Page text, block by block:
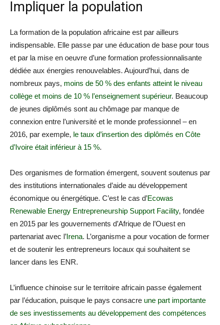
Impliquer la population
La formation de la population africaine est par ailleurs
indispensable. Elle passe par une éducation de base pour tous
et par la mise en oeuvre d’une formation professionnalisante
dédiée aux énergies renouvelables. Aujourd’hui, dans de
nombreux pays, moins de 50 % des enfants atteint le niveau
collège et moins de 10 % l’enseignement supérieur. Beaucoup
de jeunes diplômés sont au chômage par manque de
connexion entre l’université et le monde professionnel – en
2016, par exemple, le taux d’insertion des diplômés en Côte
d’Ivoire était inférieur à 15 %.
Des organismes de formation émergent, souvent soutenus par
des institutions internationales d’aide au développement
économique ou énergétique. C’est le cas d’Ecowas
Renewable Energy Entrepreneurship Support Facility, fondée
en 2015 par les gouvernements d’Afrique de l’Ouest en
partenariat avec l’Irena. L’organisme a pour vocation de former
et de soutenir les entrepreneurs locaux qui souhaitent se
lancer dans les ENR.
L’influence chinoise sur le territoire africain passe également
par l’éducation, puisque le pays consacre une part importante
de ses investissements au développement des compétences